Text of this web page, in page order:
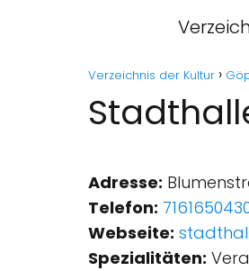
Verzeichnis der Kultur
Adresse:
Telefon:
Webseite:
Spezialitäten: